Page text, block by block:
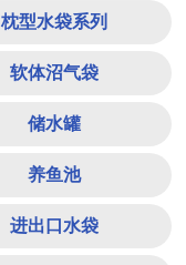
枕型水袋系列
软体沼气袋
储水罐
养鱼池
进出口水袋